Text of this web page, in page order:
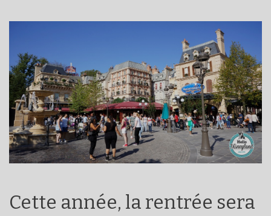
Cette année, la rentrée sera